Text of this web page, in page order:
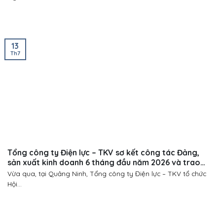
Tổng công ty Điện lực – TKV sơ kết công tác Đảng,
sản xuất kinh doanh 6 tháng đầu năm 2026 và trao
Huy hiệu Đảng đợt 19/5/2026
Vừa qua, tại Quảng Ninh, Tổng công ty Điện lực – TKV tổ chức
Hội...
13
Th7